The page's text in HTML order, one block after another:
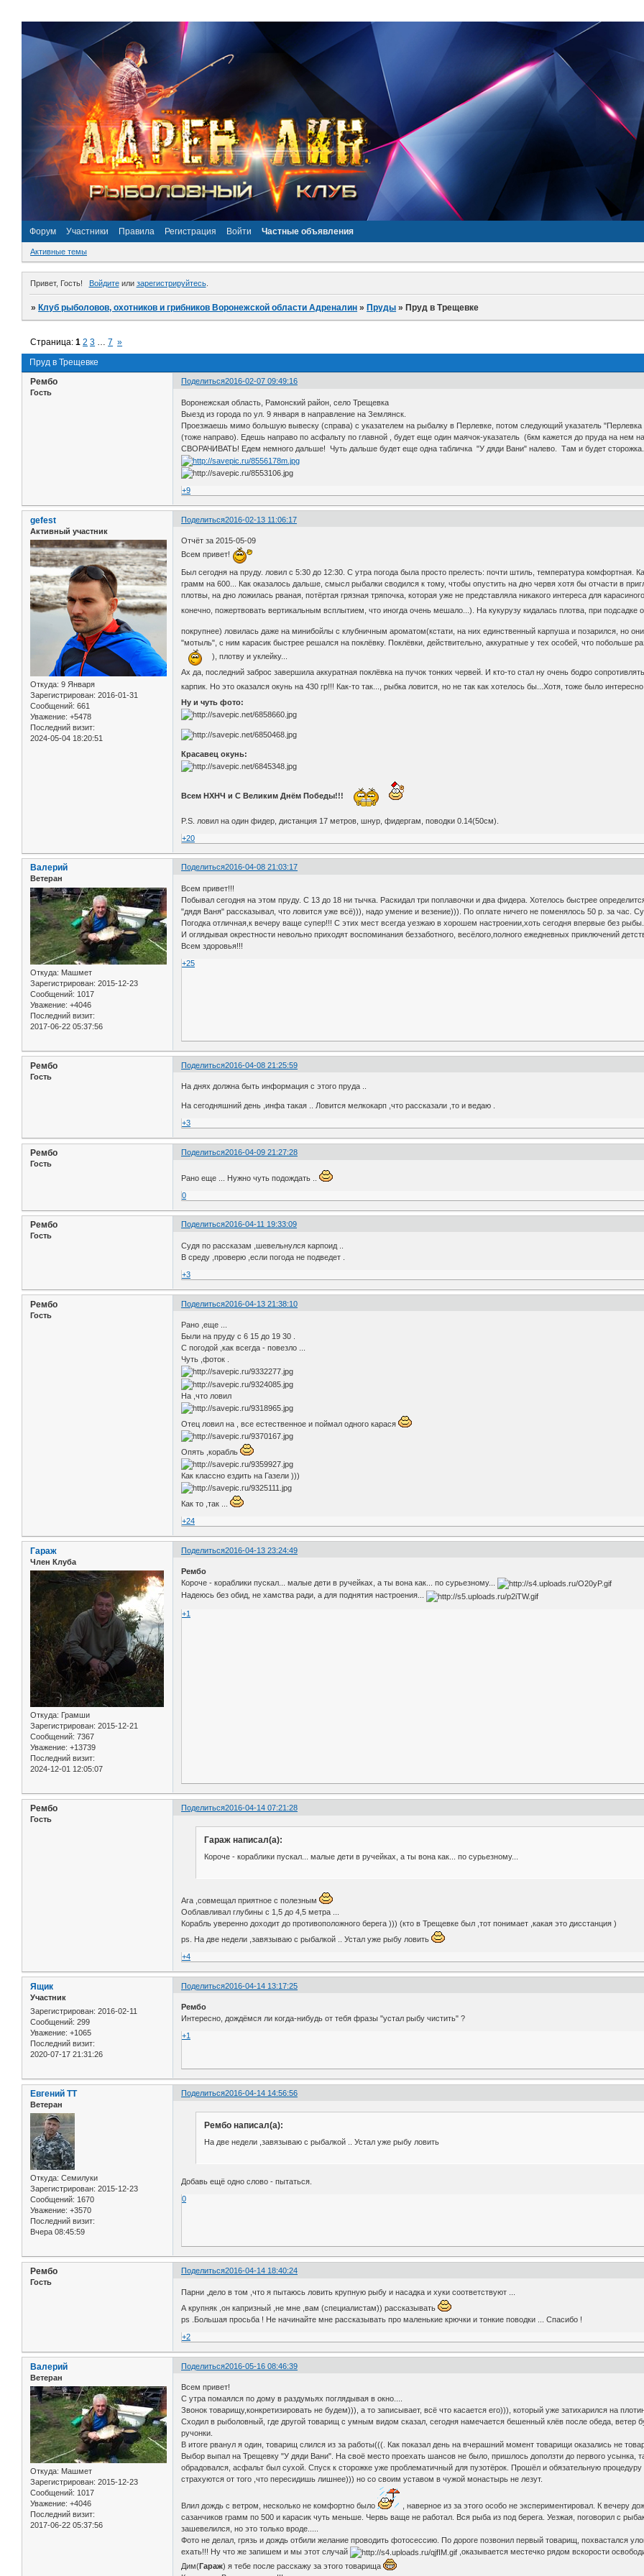
Форум Участники Правила Регистрация Войти Частные объявления
Активные темы
Привет, Гость! Войдитеили зарегистрируйтесь.
» Клуб рыболовов, охотников и грибников Воронежской области Адреналин » Пруды » Пруд в Трещевке
Пруд в Трещевке
Страница:1 2 3 … 7 »
Поделиться2016-02-07 09:49:16
Рембо
Гость
Воронежская область, Рамонский район, село Трещевка
Выезд из города по ул. 9 января в направление на Землянск.
Проезжаешь мимо большую вывеску (справа) с указателем на рыбалку в Перлевке, потом следующий указатель
(тоже направо). Едешь направо по асфальту по главной , будет еще один маячок-указатель (6км кажется до пруда на
СВОРАЧИВАТЬ! Едем немного дальше! Чуть дальше будет еще одна табличка "У дяди Вани" налево. Там и будет сторожка.
+9
Поделиться2016-02-13 11:06:17
gefest
Активный участник
Откуда: 9 Января
Зарегистрирован: 2016-01-31
Сообщений: 661
Уважение: +5478
Последний визит:
2024-05-04 18:20:51
Отчёт за 2015-05-09
Всем привет!
Был сегодня на пруду. ловил с 5:30 до 12:30. С утра погода была просто прелесть: почти штиль, температура комфортная.
грамм на 600... Как оказалось дальше, смысл рыбалки сводился к тому, чтобы опустить на дно червя хотя бы отчасти в
плотвы, на дно ложилась рваная, потёртая грязная тряпочка, которая уже не представляла никакого интереса для
конечно, пожертвовать вертикальным всплытием, что иногда очень мешало...). На кукурузу кидалась плотва, при
покрупнее) ловилась даже на минибойлы с клубничным ароматом(кстати, на них единственный карпуша и позарился, но
"мотыль", с ним карасик быстрее решался на поклёвку. Поклёвки, действительно, аккуратные у тех особей, что
), плотву и уклейку...
Ах да, последний заброс завершила аккуратная поклёвка на пучок тонких червей. И кто-то стал ну очень бодро
карпик. Но это оказался окунь на 430 гр!!! Как-то так..., рыбка ловится, но не так как хотелось бы...Хотя, тоже было
Ну и чуть фото:
Красавец окунь:
Всем НХНЧ и С Великим Днём Победы!!!
P.S. ловил на один фидер, дистанция 17 метров, шнур, фидергам, поводки 0.14(50см).
+20
Поделиться2016-04-08 21:03:17
Валерий
Ветеран
Откуда: Машмет
Зарегистрирован: 2015-12-23
Сообщений: 1017
Уважение: +4046
Последний визит:
2017-06-22 05:37:56
Всем привет!!!
Побывал сегодня на этом пруду. С 13 до 18 ни тычка. Раскидал три поплавочки и два фидера. Хотелось быстрее
"дядя Ваня" рассказывал, что ловится уже всё))), надо умение и везение))). По оплате ничего не поменялось 50 р. за час.
Погодка отличная,к вечеру ваще супер!!! С этих мест всегда уезжаю в хорошем настроении,хоть сегодня впервые без
И оглядывая окрестности невольно приходят воспоминания беззаботного, весёлого,полного ежедневных приключений
Всем здоровья!!!
+25
Поделиться2016-04-08 21:25:59
Рембо
Гость
На днях должна быть информация с этого пруда ..
На сегодняшний день ,инфа такая .. Ловится мелкокарп ,что рассказали ,то и ведаю .
+3
Поделиться2016-04-09 21:27:28
Рембо
Гость
Рано еще ... Нужно чуть подождать ..
0
Поделиться2016-04-11 19:33:09
Рембо
Гость
Судя по рассказам ,шевельнулся карпоид ..
В среду ,проверю ,если погода не подведет .
+3
Поделиться2016-04-13 21:38:10
Рембо
Гость
Рано ,еще ...
Были на пруду с 6 15 до 19 30 .
С погодой ,как всегда - повезло ...
Чуть ,фоток .
На ,что ловил
Отец ловил на , все естественное и поймал одного карася
Опять ,корабль
Как классно ездить на Газели )))
Как то ,так ...
+24
Поделиться2016-04-13 23:24:49
Гараж
Член Клуба
Откуда: Грамши
Зарегистрирован: 2015-12-21
Сообщений: 7367
Уважение: +13739
Последний визит:
2024-12-01 12:05:07
Рембо
Короче - кораблики пускал... малые дети в ручейках, а ты вона как... по сурьезному...
Надеюсь без обид, не хамства ради, а для поднятия настроения...
+1
Поделиться2016-04-14 07:21:28
Рембо
Гость
Гараж написал(а):
Короче - кораблики пускал... малые дети в ручейках, а ты вона как... по сурьезному...
Ага ,совмещал приятное с полезным
Ооблавливал глубины с 1,5 до 4,5 метра ...
Корабль уверенно доходит до противоположного берега ))) (кто в Трещевке был ,тот понимает ,какая это дисстанция )
ps. На две недели ,завязываю с рыбалкой .. Устал уже рыбу ловить
+4
Поделиться2016-04-14 13:17:25
Ящик
Участник
Зарегистрирован: 2016-02-11
Сообщений: 299
Уважение: +1065
Последний визит:
2020-07-17 21:31:26
Рембо
Интересно, дождёмся ли когда-нибудь от тебя фразы "устал рыбу чистить" ?
+1
Поделиться2016-04-14 14:56:56
Евгений ТТ
Ветеран
Откуда: Семилуки
Зарегистрирован: 2015-12-23
Сообщений: 1670
Уважение: +3570
Последний визит:
Вчера 08:45:59
Рембо написал(а):
На две недели ,завязываю с рыбалкой .. Устал уже рыбу ловить
Добавь ещё одно слово - пытаться.
0
Поделиться2016-04-14 18:40:24
Рембо
Гость
Парни ,дело в том ,что я пытаюсь ловить крупную рыбу и насадка и хуки соответствуют ...
А крупняк ,он капризный ,не мне ,вам (специалистам)) рассказывать
ps .Большая просьба ! Не начинайте мне рассказывать про маленькие крючки и тонкие поводки ... Спасибо !
+2
Поделиться2016-05-16 08:46:39
Валерий
Ветеран
Откуда: Машмет
Зарегистрирован: 2015-12-23
Сообщений: 1017
Уважение: +4046
Последний визит:
2017-06-22 05:37:56
Всем привет!
С утра помаялся по дому в раздумьях поглядывая в окно....
Звонок товарищу,конкретизировать не будем))), а то записывает, всё что касается его))), который уже затихарился на
Сходил в рыболовный, где другой товарищ с умным видом сказал, сегодня намечается бешенный клёв после обеда, ветер
ручонки.
В итоге рванул я один, товарищ слился из за работы(((. Как показал день на вчерашний момент товарищи оказались не
Выбор выпал на Трещевку "У дяди Вани". На своё место проехать шансов не было, пришлось доползти до первого усынка,
обрадовался, асфальт был сухой. Спуск к сторожке уже проблематичный для пузотёрок. Прошёл и обязательную
страхуются от того ,что пересидишь лишнее))) но со своим уставом в чужой монастырь не лезут.
Влил дождь с ветром, несколько не комфортно было
, наверное из за этого особо не экспериментировал. К вечеру
сазанчиков грамм по 500 и карасик чуть меньше. Червь ваще не работал. Вся рыба из под берега. Уезжая, поговорил с
зашевелился, но это только вроде.....
Фото не делал, грязь и дождь отбили желание проводить фотосессию. По дороге позвонил первый товарищ, похвастался
ехать!!! Ну что же запишем и мы этот случай
,оказывается местечко рядом вскорости
Дим(Гараж) я тебе после расскажу за этого товарища